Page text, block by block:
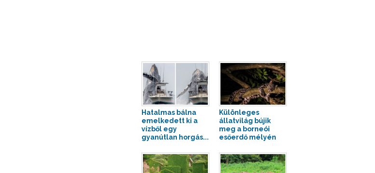
Hatalmas bálna
emelkedett ki a
vízből egy
gyanútlan horgás...
Különleges
állatvilág bújik
meg a borneói
esőerdő mélyén